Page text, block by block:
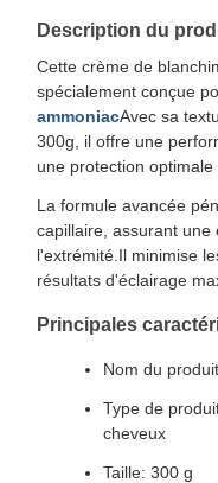
Description du
Cette crème de
spécialement conçue
ammoniacAvec sa
300g, il offre une
une protection optimale
La formule avancée
capillaire, assurant une
l'extrémité.Il minimise
résultats d'éclairage
Principales
Nom du
Type de
cheveux
Taille: 300 g